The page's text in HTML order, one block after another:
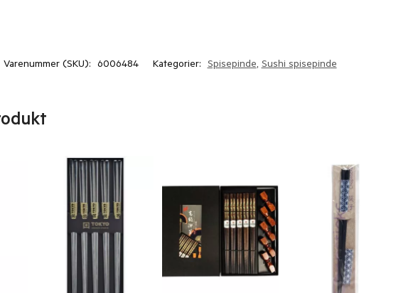
Varenummer (SKU): 6006484 Kategorier: Spisepinde,Sushi spisepinde